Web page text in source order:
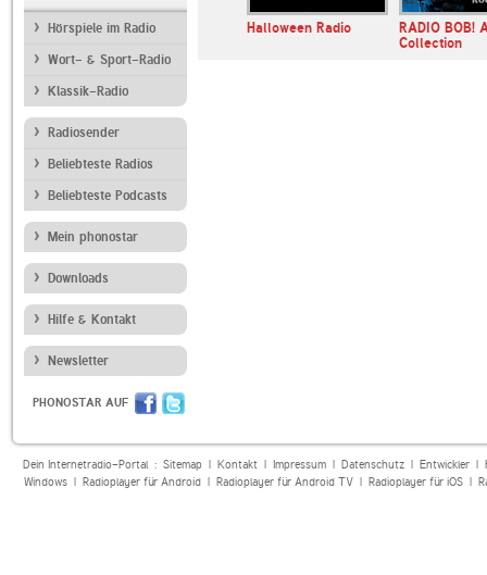
Hörspiele im Radio
Wort- & Sport-Radio
Klassik-Radio
Radiosender
Beliebteste Radios
Beliebteste Podcasts
Mein phonostar
Downloads
Hilfe & Kontakt
Newsletter
PHONOSTAR AUF
Radio
hr1 Halloween Radio
RADIO BOB!
Collection
Dein Internetradio-Portal : Sitemap| Kontakt| Impressum| Datenschutz| Entwickler|
Windows| Radioplayer für Android| Radioplayer für Android TV| Radioplayer für iOS|